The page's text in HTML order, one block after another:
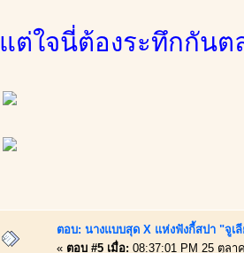
แต่ใจนี่ต้องระทึกกัน
ตอบ: นางแบบสุด X แห่งฟังกี้สปา "จูเ
« ตอบ #5 เมื่อ: 08:37:01 PM 25 ตุลา